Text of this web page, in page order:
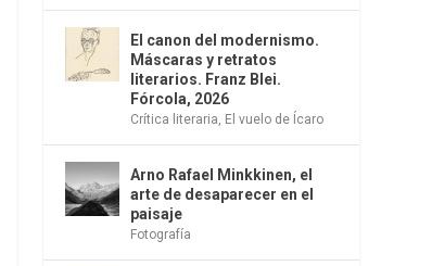
El canon del modernismo.
Máscaras y retratos
literarios. Franz Blei.
Fórcola, 2026
Crítica literaria El vuelo de Ícaro
Arno Rafael Minkkinen, el
arte de desaparecer en el
paisaje
Fotografía